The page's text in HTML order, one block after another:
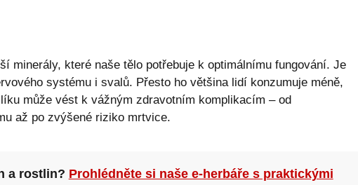
minerály, které naše tělo potřebuje k optimálnímu fungování. Je
systému i svalů. Přesto ho většina lidí konzumuje méně,
může vést k vážným zdravotním komplikacím – od
až po zvýšené riziko mrtvice.
a rostlin? Prohlédněte si naše e-herbáře s praktickými